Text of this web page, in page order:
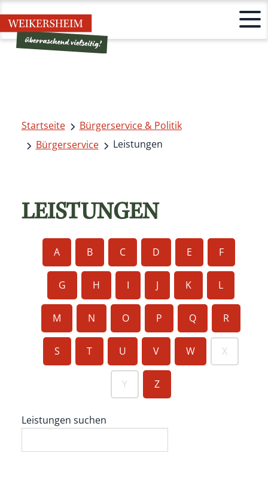
Startseite
Bürgerservice & Politik
Bürgerservice
Leistungen
LEISTUNGEN
A B C D E F
G H I J K L
M N O P Q R
S T U V W X
Y Z
Leistungen suchen